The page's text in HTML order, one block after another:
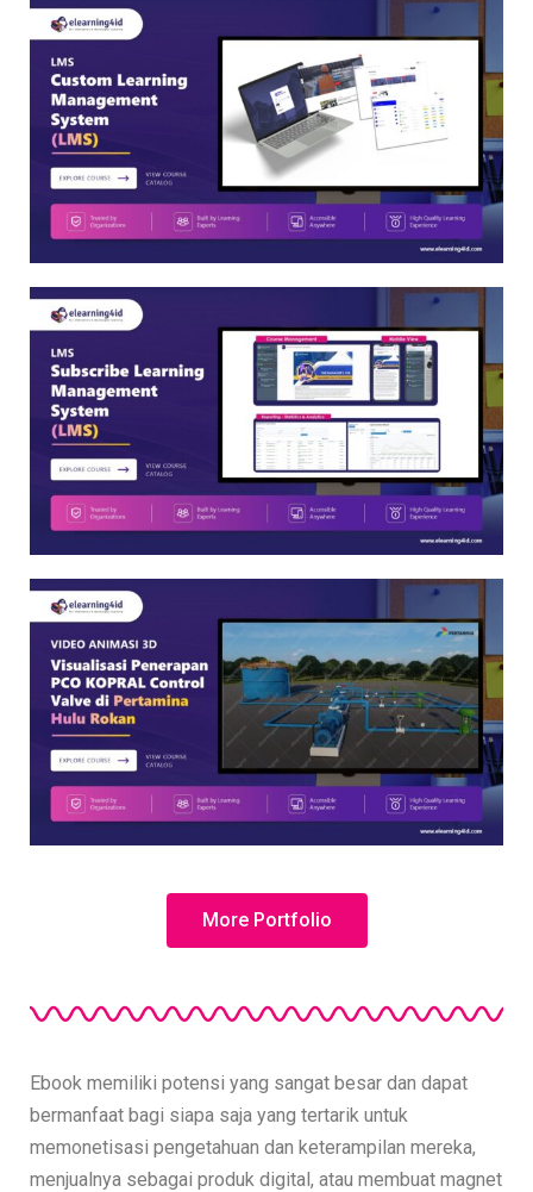
More Portfolio
Ebook memiliki potensi yang sangat besar dan dapat
bermanfaat bagi siapa saja yang tertarik untuk
memonetisasi pengetahuan dan keterampilan mereka,
menjualnya sebagai produk digital, atau membuat magnet